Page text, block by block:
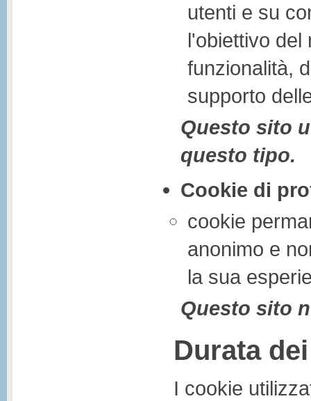
utenti e su
l'obiettivo del
funzionalità,
supporto
Questo sito
questo tipo.
Cookie di
cookie
anonimo e
la sua
Questo sito
Durata
I cookie